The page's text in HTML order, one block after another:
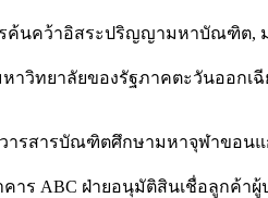
ค้นคว้าอิสระปริญญามหาบัณฑิต,
วิทยาลัยของรัฐภาคตะวันออกเฉี
ารสารบัณฑิตศึกษามหาจุฬาขอนแก่
ร ABC ฝ่ายอนุมัติสินเชื่อลูกค้า